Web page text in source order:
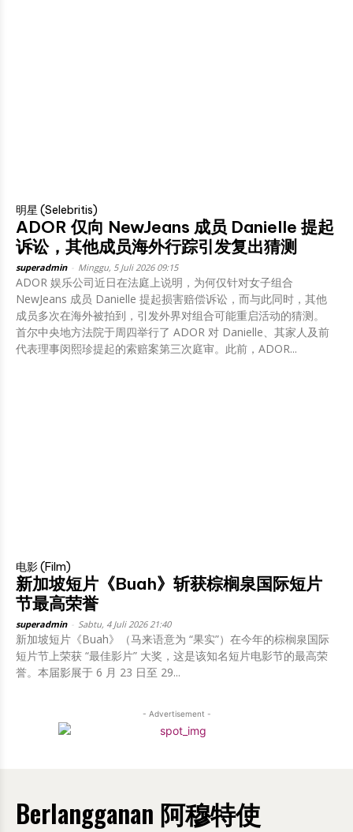
明星 (Selebritis)
ADOR 仅向 NewJeans 成员 Danielle 提起
诉讼，其他成员海外行踪引发复出猜测
superadmin Minggu, 5 Juli 2026 09:15
ADOR 娱乐公司近日在法庭上说明，为何仅针对女子组合
NewJeans 成员 Danielle 提起损害赔偿诉讼，而与此同时，其他
成员多次在海外被拍到，引发外界对组合可能重启活动的猜测。
首尔中央地方法院于周四举行了 ADOR 对 Danielle、其家人及前
代表理事闵熙珍提起的索赔案第三次庭审。此前，ADOR...
电影 (Film)
新加坡短片《Buah》斩获棕榈泉国际短片
节最高荣誉
superadmin Sabtu, 4 Juli 2026 21:40
新加坡短片《Buah》（马来语意为 “果实”）在今年的棕榈泉国际
短片节上荣获 “最佳影片” 大奖，这是该知名短片电影节的最高荣
誉。本届影展于 6 月 23 日至 29...
- Advertisement -
Berlangganan 阿穆特使